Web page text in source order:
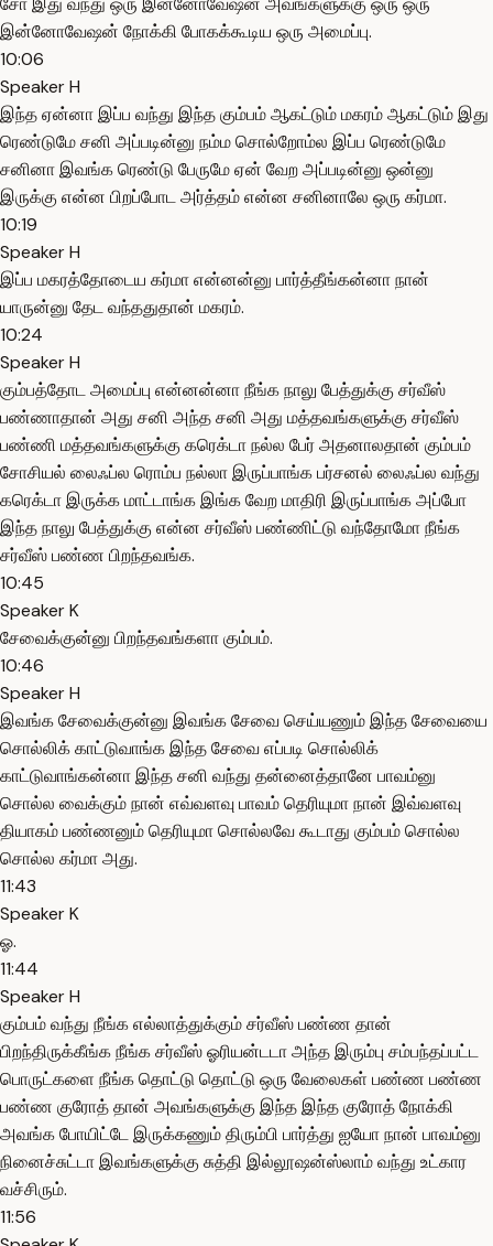
இன்னோவேஷன் நோக்கி போகக்கூடிய ஒரு அமைப்பு.
10:06
Speaker H
இந்த ஏன்னா இப்ப வந்து இந்த கும்பம் ஆகட்டும் மகரம் ஆகட்டும் இது
ரெண்டுமே சனி அப்படின்னு நம்ம சொல்றோம்ல இப்ப ரெண்டுமே
சனினா இவங்க ரெண்டு பேருமே ஏன் வேற அப்படின்னு ஒன்னு
இருக்கு என்ன பிறப்போட அர்த்தம் என்ன சனினாலே ஒரு கர்மா.
10:19
Speaker H
இப்ப மகரத்தோடைய கர்மா என்னன்னு பார்த்தீங்கன்னா நான்
யாருன்னு தேட வந்ததுதான் மகரம்.
10:24
Speaker H
கும்பத்தோட அமைப்பு என்னன்னா நீங்க நாலு பேத்துக்கு சர்வீஸ்
பண்ணாதான் அது சனி அந்த சனி அது மத்தவங்களுக்கு சர்வீஸ்
பண்ணி மத்தவங்களுக்கு கரெக்டா நல்ல பேர் அதனாலதான் கும்பம்
சோசியல் லைஃப்ல ரொம்ப நல்லா இருப்பாங்க பர்சனல் லைஃப்ல வந்து
கரெக்டா இருக்க மாட்டாங்க இங்க வேற மாதிரி இருப்பாங்க அப்போ
இந்த நாலு பேத்துக்கு என்ன சர்வீஸ் பண்ணிட்டு வந்தோமோ நீங்க
சர்வீஸ் பண்ண பிறந்தவங்க.
10:45
Speaker K
சேவைக்குன்னு பிறந்தவங்களா கும்பம்.
10:46
Speaker H
இவங்க சேவைக்குன்னு இவங்க சேவை செய்யணும் இந்த சேவையை
சொல்லிக் காட்டுவாங்க இந்த சேவை எப்படி சொல்லிக்
காட்டுவாங்கன்னா இந்த சனி வந்து தன்னைத்தானே பாவம்னு
சொல்ல வைக்கும் நான் எவ்வளவு பாவம் தெரியுமா நான் இவ்வளவு
தியாகம் பண்ணனும் தெரியுமா சொல்லவே கூடாது கும்பம் சொல்ல
சொல்ல கர்மா அது.
11:43
Speaker K
ஓ.
11:44
Speaker H
கும்பம் வந்து நீங்க எல்லாத்துக்கும் சர்வீஸ் பண்ண தான்
பிறந்திருக்கீங்க நீங்க சர்வீஸ் ஓரியன்டடா அந்த இரும்பு சம்பந்தப்பட்ட
பொருட்களை நீங்க தொட்டு தொட்டு ஒரு வேலைகள் பண்ண பண்ண
பண்ண குரோத் தான் அவங்களுக்கு இந்த இந்த குரோத் நோக்கி
அவங்க போயிட்டே இருக்கணும் திரும்பி பார்த்து ஐயோ நான் பாவம்னு
நினைச்சுட்டா இவங்களுக்கு சுத்தி இல்லூஷன்ஸ்லாம் வந்து உட்கார
வச்சிரும்.
11:56